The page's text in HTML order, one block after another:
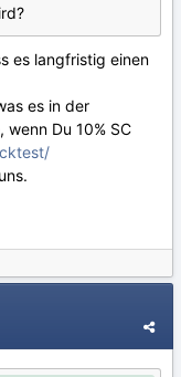
es langfristig einen
es in der
Du 10% SC